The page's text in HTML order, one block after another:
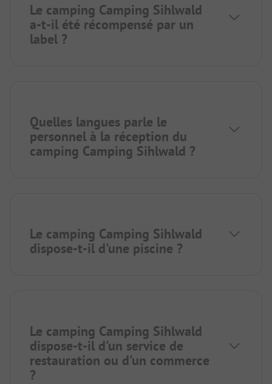
Le camping Camping Sihlwald
a-t-il été récompensé par un
label ?
Quelles langues parle le
personnel à la réception du
camping Camping Sihlwald ?
Le camping Camping Sihlwald
dispose-t-il d'une piscine ?
Le camping Camping Sihlwald
dispose-t-il d'un service de
restauration ou d'un commerce
?